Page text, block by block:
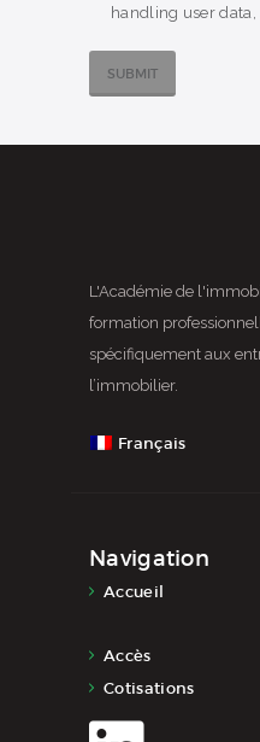
handling user data,
L'Académie de
formation
spécifiquement aux
l’immobilier.
Français
Navigation
Accueil
Accès
Cotisations